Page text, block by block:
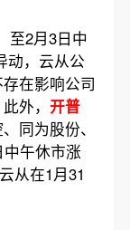
至2月3日中
动，云从公
在影响公司
外， 开普
同为股份、
午休市涨
从在1月31